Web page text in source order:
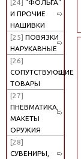
[24] "ФОЛЬГА"
И ПРОЧИЕ
НАШИВКИ
[25] ПОВЯЗКИ
НАРУКАВНЫЕ
[26]
СОПУТСТВУЮЩИЕ
ТОВАРЫ
[27]
ПНЕВМАТИКА,
МАКЕТЫ
ОРУЖИЯ
[28]
СУВЕНИРЫ,